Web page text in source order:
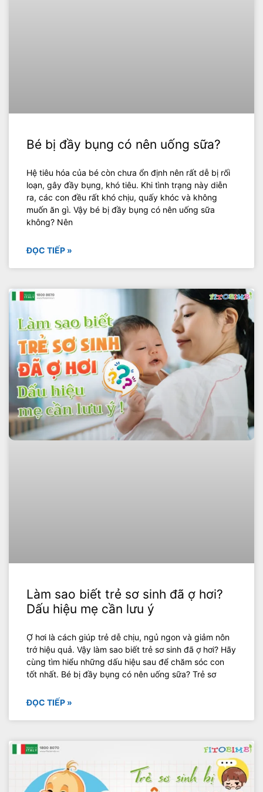
Bé bị đầy bụng có nên uống sữa?
Hệ tiêu hóa của bé còn chưa ổn định nên rất dễ bị rối
loạn, gây đầy bụng, khó tiêu. Khi tình trạng này diễn
ra, các con đều rất khó chịu, quấy khóc và không
muốn ăn gì. Vậy bé bị đầy bụng có nên uống sữa
không? Nên
ĐỌC TIẾP »
Làm sao biết trẻ sơ sinh đã ợ hơi?
Dấu hiệu mẹ cần lưu ý
Ợ hơi là cách giúp trẻ dễ chịu, ngủ ngon và giảm nôn
trớ hiệu quả. Vậy làm sao biết trẻ sơ sinh đã ợ hơi? Hãy
cùng tìm hiểu những dấu hiệu sau để chăm sóc con
tốt nhất. Bé bị đầy bụng có nên uống sữa? Trẻ sơ
ĐỌC TIẾP »